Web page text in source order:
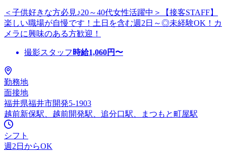
＜子供好きな方必見♪20～40代女性活躍中＞【接客STAFF】
楽しい職場が自慢です！土日を含む週2日～◎未経験OK！カ
メラに興味のある方歓迎！
撮影スタッフ 時給1,060円〜
勤務地
面接地
福井県福井市開発5-1903
越前新保駅、越前開発駅、追分口駅、まつもと町屋駅
シフト
週2日からOK